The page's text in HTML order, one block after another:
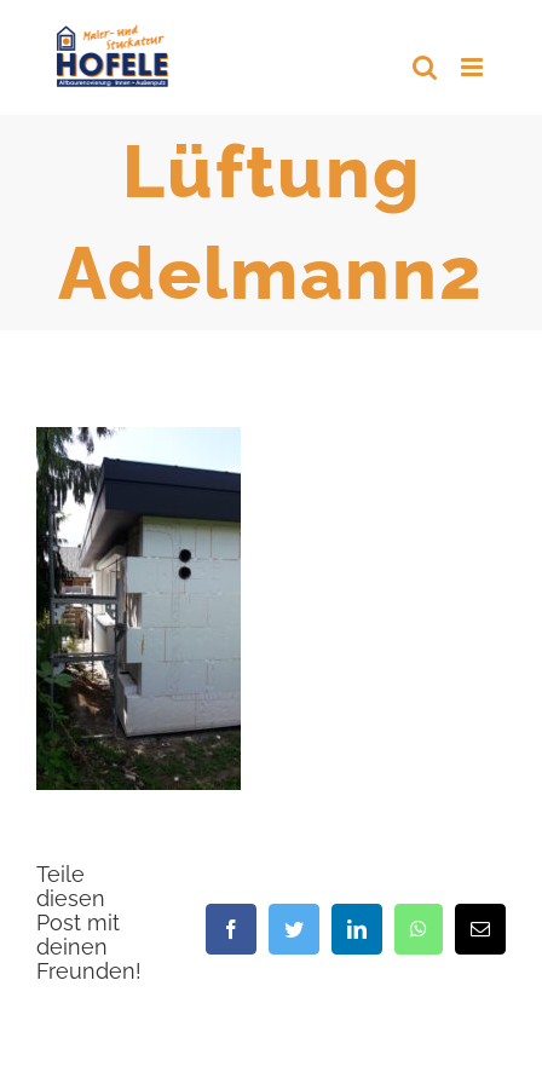
Lüftung
Adelmann2
Teile
diesen
Post mit
deinen
Freunden!
FacebookTwitter LinkedIn WhatsApp
E-
Mail